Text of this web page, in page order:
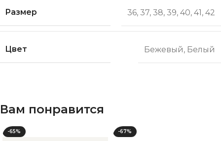
Размер 36, 37, 38, 39, 40, 41, 42
Цвет Бежевый, Белый
Вам понравится
-65% -67%